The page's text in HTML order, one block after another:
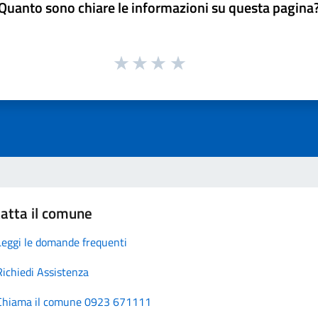
sono chiare le informazioni su questa
il comune
le domande frequenti
Assistenza
il comune 0923 671111